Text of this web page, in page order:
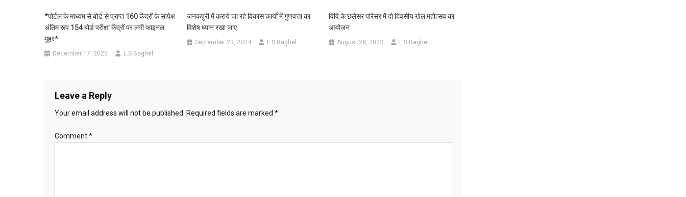
*पोर्टल के माध्यम से बोर्ड से प्राप्त 160 केंद्रों के सापेक्ष
अंतिम रूप 154 बोर्ड परीक्षा केंद्रों पर लगी फाइनल
मुहर*
December 17, 2025 L.S Baghel
जनकपुरी में कराये जा रहे विकास कार्यों में गुणवत्ता का
विशेष ध्यान रखा जाए
September 23, 2024 L.S Baghel
विवि के छलेसर परिसर में दो दिवसीय खेल महोत्सव का
आयोजन
August 28, 2023 L.S Baghel
Leave a Reply
Your email address will not be published. Required fields are marked *
Comment*